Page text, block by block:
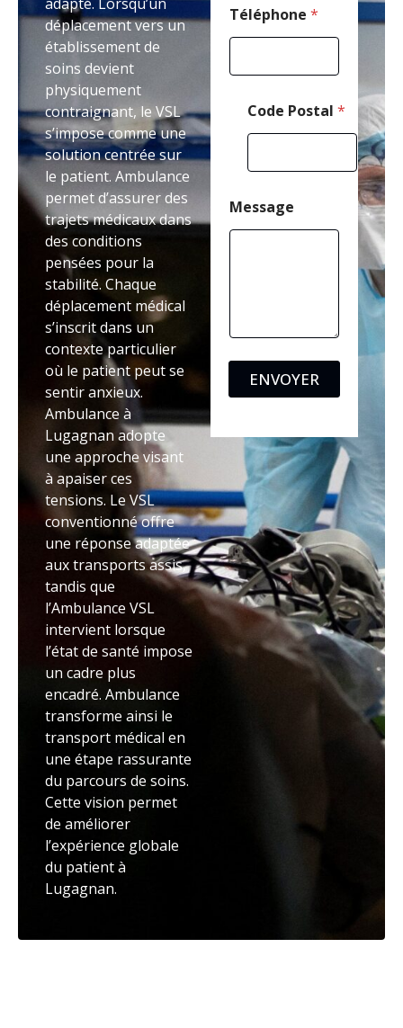
adapté. Lorsqu’un
déplacement vers un
établissement de
soins devient
physiquement
contraignant, le VSL
s’impose comme une
solution centrée sur
le patient. Ambulance
permet d’assurer des
trajets médicaux dans
des conditions
pensées pour la
stabilité. Chaque
déplacement médical
s’inscrit dans un
contexte particulier
où le patient peut se
sentir anxieux.
Ambulance à
Lugagnan adopte
une approche visant
à apaiser ces
tensions. Le VSL
conventionné offre
une réponse adaptée
aux transports assis,
tandis que
l’Ambulance VSL
intervient lorsque
l’état de santé impose
un cadre plus
encadré. Ambulance
transforme ainsi le
transport médical en
une étape rassurante
du parcours de soins.
Cette vision permet
de améliorer
l’expérience globale
du patient à
Lugagnan.
Téléphone *
Code Postal *
Message
ENVOYER